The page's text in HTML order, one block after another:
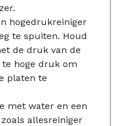
hogedrukreiniger
te spuiten. Houd
de druk van de
hoge druk om
platen te
met water en een
allesreiniger